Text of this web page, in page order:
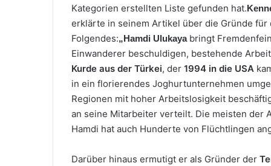
Kategorien erstellten Liste gefunden hat.
erklärte in seinem Artikel über die Gründe für
Folgendes:„Hamdi Ulukayabringt
Einwanderer beschuldigen, bestehende
Kurde aus der Türkei, der 1994 in die USA
in ein florierendes Joghurtunternehmen
Regionen mit hoher Arbeitslosigkeit
an seine Mitarbeiter verteilt. Die meisten der
Hamdi hat auch Hunderte von Flüchtlingen
Darüber hinaus ermutigt er als Gründer der